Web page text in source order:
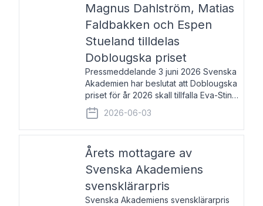
Magnus Dahlström, Matias
Faldbakken och Espen
Stueland tilldelas
Doblougska priset
Pressmeddelande 3 juni 2026 Svenska
Akademien har beslutat att Doblougska
priset för år 2026 skall tillfalla Eva-Stina
Byggmästar, Magnus Dahlström, Matias
Faldbakken samt Espen Stueland.
Prisbeloppet är 200 000 svenska
2026-06-03
Årets mottagare av
Svenska Akademiens
svensklärarpris
Svenska Akademiens svensklärarpris